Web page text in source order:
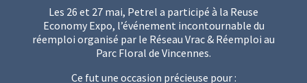
Les 26 et 27 mai, Petrel a participé à la Reuse
Economy Expo, l’événement incontournable du
réemploi organisé par le Réseau Vrac & Réemploi au
Parc Floral de Vincennes.
Ce fut une occasion précieuse pour :